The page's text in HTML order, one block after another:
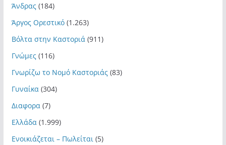
Άνδρας(184)
Άργος Ορεστικό(1.263)
Βόλτα στην Καστοριά (911)
Γνώμες(116)
Γνωρίζω το Νομό Καστοριάς(83)
Γυναίκα (304)
Διαφορα (7)
Ελλάδα (1.999)
Ενοικιάζεται – Πωλείται (5)